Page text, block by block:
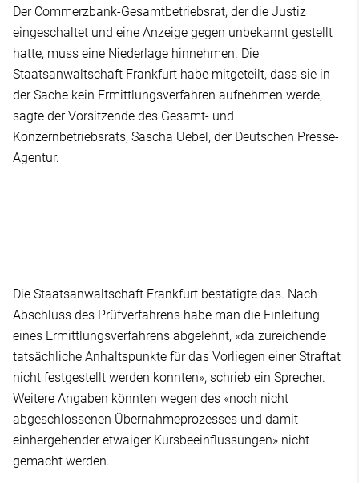
Der Commerzbank-Gesamtbetriebsrat, der die Justiz
eingeschaltet und eine Anzeige gegen unbekannt gestellt
hatte, muss eine Niederlage hinnehmen. Die
Staatsanwaltschaft Frankfurt habe mitgeteilt, dass sie in
der Sache kein Ermittlungsverfahren aufnehmen werde,
sagte der Vorsitzende des Gesamt- und
Konzernbetriebsrats, Sascha Uebel, der Deutschen Presse-
Agentur.
Die Staatsanwaltschaft Frankfurt bestätigte das. Nach
Abschluss des Prüfverfahrens habe man die Einleitung
eines Ermittlungsverfahrens abgelehnt, «da zureichende
tatsächliche Anhaltspunkte für das Vorliegen einer Straftat
nicht festgestellt werden konnten», schrieb ein Sprecher.
Weitere Angaben könnten wegen des «noch nicht
abgeschlossenen Übernahmeprozesses und damit
einhergehender etwaiger Kursbeeinflussungen» nicht
gemacht werden.